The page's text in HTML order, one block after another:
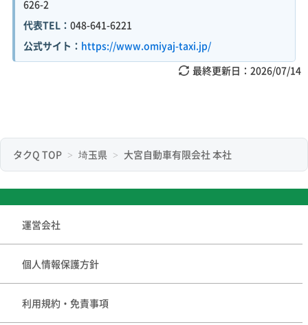
626-2
代表TEL： 048-641-6221
公式サイト： https://www.omiyaj-taxi.jp/
最終更新日： 2026/07/14
タクQ TOP 埼玉県 大宮自動車有限会社 本社
運営会社
個人情報保護方針
利用規約・免責事項